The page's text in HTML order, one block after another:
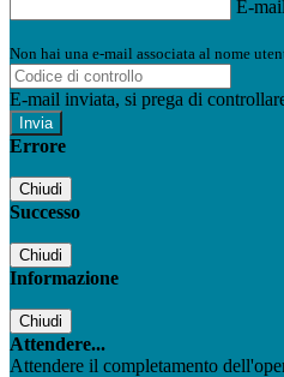
E-mail
Non hai una e-mail associata al nome
E-mail inviata, si prega di
Errore
Chiudi
Successo
Chiudi
Informazione
Chiudi
Attendere...
Attendere il completamento